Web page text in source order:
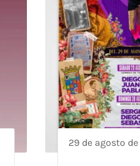
29 de agosto